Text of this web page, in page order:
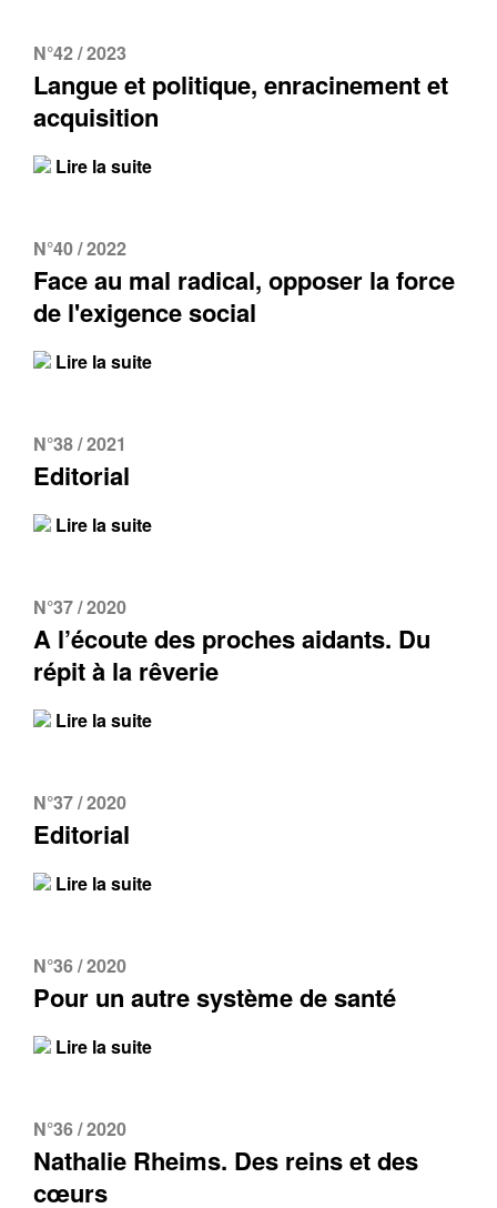
N°42 / 2023
Langue et politique, enracinement et
acquisition
Lire la suite
N°40 / 2022
Face au mal radical, opposer la force
de l'exigence social
Lire la suite
N°38 / 2021
Editorial
Lire la suite
N°37 / 2020
A l’écoute des proches aidants. Du
répit à la rêverie
Lire la suite
N°37 / 2020
Editorial
Lire la suite
N°36 / 2020
Pour un autre système de santé
Lire la suite
N°36 / 2020
Nathalie Rheims. Des reins et des
cœurs